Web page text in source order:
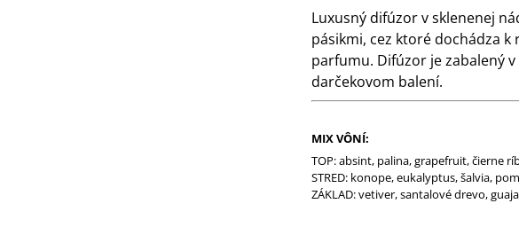
Luxusný difúzor v sklenenej
pásikmi, cez ktoré dochádza k
parfumu. Difúzor je zabalený
darčekovom balení.
MIX VÔNÍ:
TOP: absint, palina, grapefruit, čierne
STRED: konope, eukalyptus, šalvia,
ZÁKLAD: vetiver, santalové drevo,